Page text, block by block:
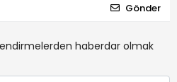
Gönder
haberdar olmak